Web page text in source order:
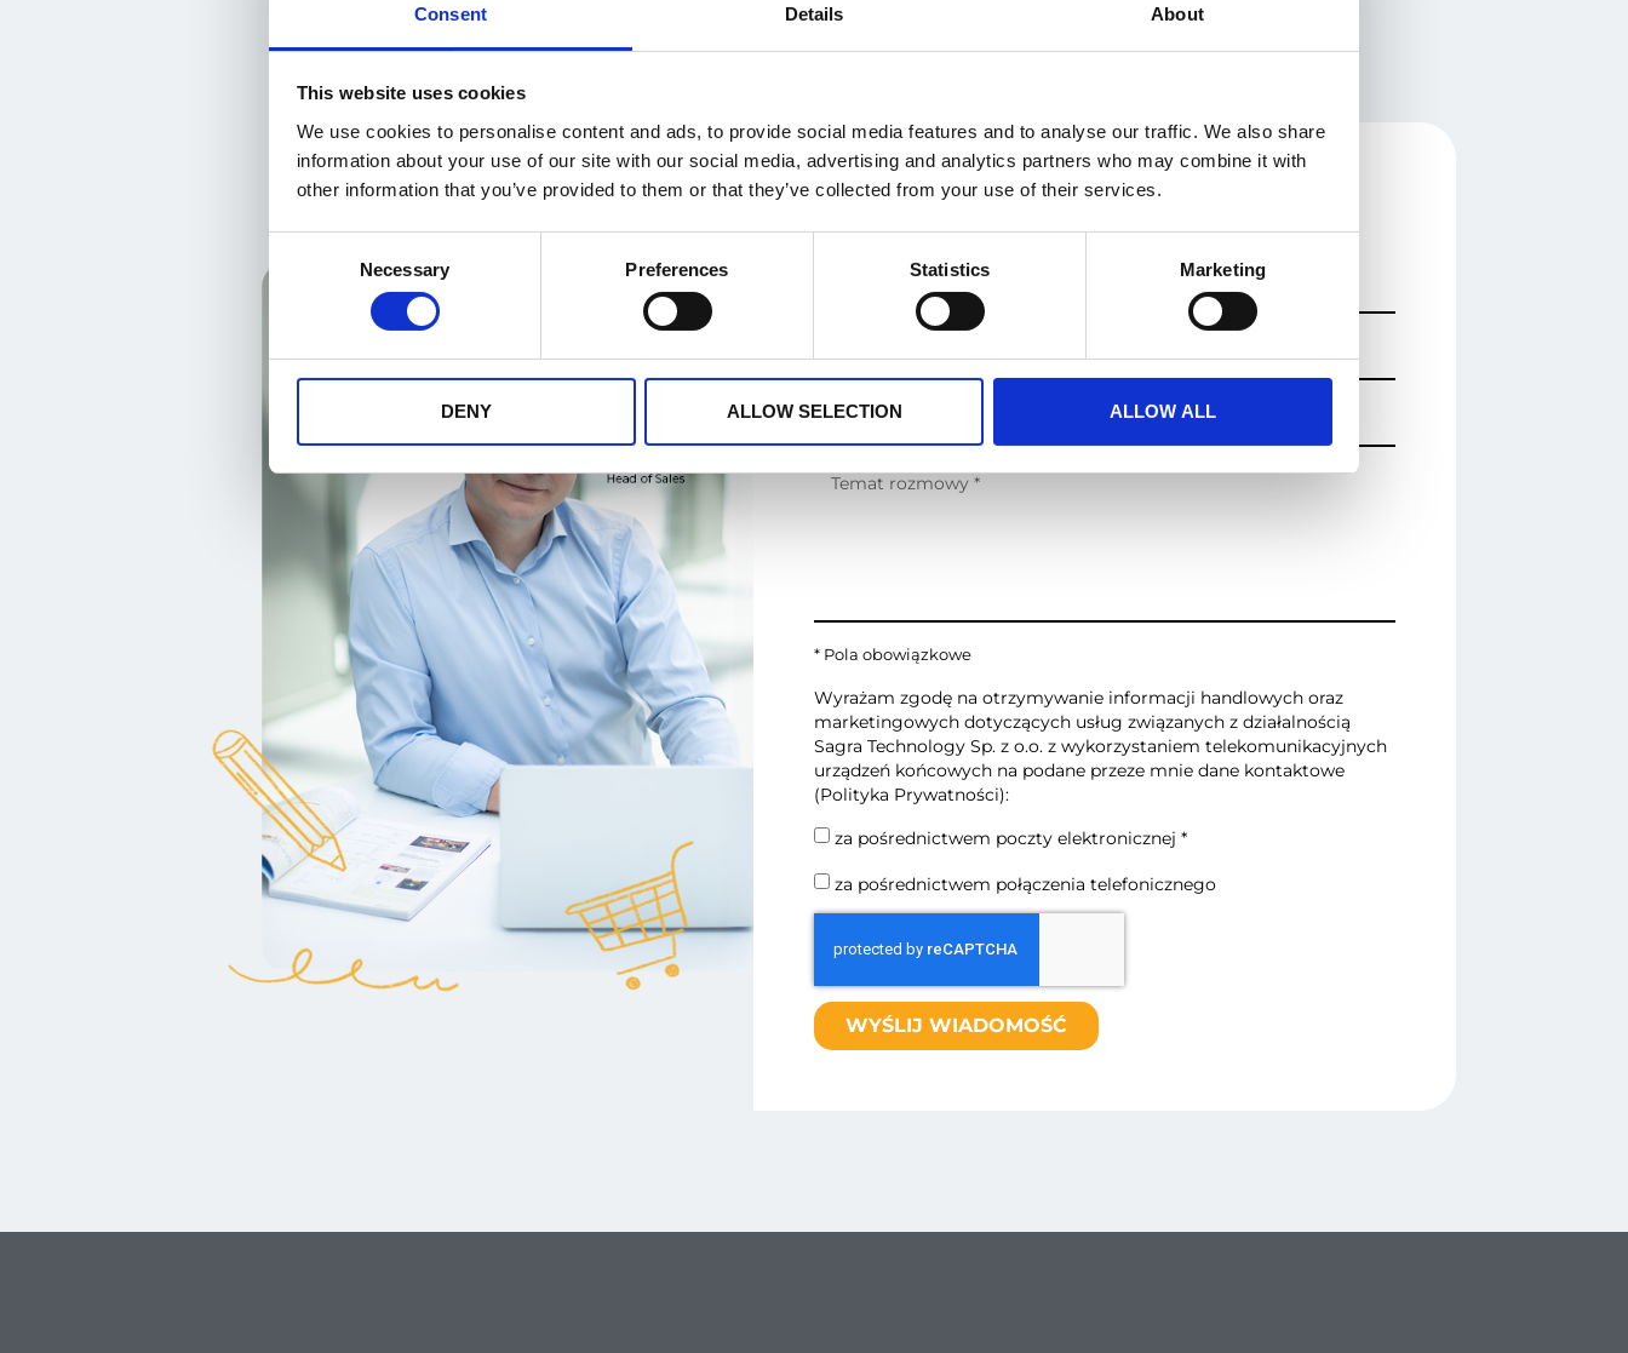
Consent Details About
This website uses cookies
We use cookies to personalise content and ads, to provide social media features and to analyse our traffic. We also share
information about your use of our site with our social media, advertising and analytics partners who may combine it with
other information that you’ve provided to them or that they’ve collected from your use of their services.
Selection
Necessary Preferences Statistics Marketing
DENY ALLOW SELECTION ALLOW ALL
Wypełnij formularz i dowiedz się, jak automatyzacja sprzedaży może działać w Twojej firmie. Możesz zapytać
o każdy szczegół – nasze doświadczenie jest do Twojej dyspozycji.
Wypełnij formularz
* Pola obowiązkowe
Wyrażam zgodę na otrzymywanie informacji handlowych oraz
marketingowych dotyczących usług związanych z działalnością
Sagra Technology Sp. z o.o. z wykorzystaniem telekomunikacyjnych
urządzeń końcowych na podane przeze mnie dane kontaktowe
(Polityka Prywatności):
za pośrednictwem poczty elektronicznej *
za pośrednictwem połączenia telefonicznego
WYŚLIJ WIADOMOŚĆ